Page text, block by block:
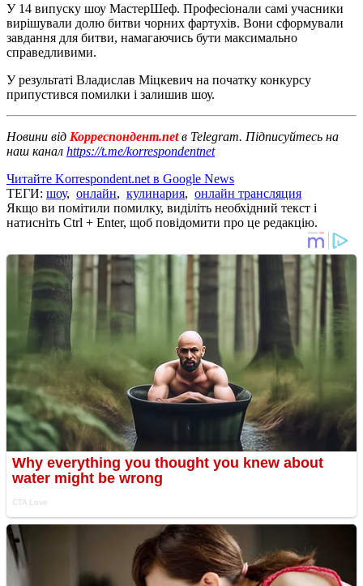
У 14 випуску шоу МастерШеф. Професіонали самі учасники
вирішували долю битви чорних фартухів. Вони сформували
завдання для битви, намагаючись бути максимально
справедливими.
У результаті Владислав Міцкевич на початку конкурсу
припустився помилки і залишив шоу.
Новини від Корреспондент.netв Telegram. Підписуйтесь на
наш канал https://t.me/korrespondentnet
Читайте Korrespondent.net в Google News
ТЕГИ: шоу, онлайн, кулинария, онлайн трансляция
Якщо ви помітили помилку, виділіть необхідний текст і
натисніть Ctrl + Enter, щоб повідомити про це редакцію.